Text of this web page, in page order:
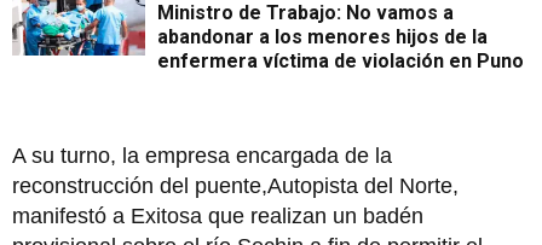
Ministro de Trabajo: No vamos a
abandonar a los menores hijos de la
enfermera víctima de violación en Puno
A su turno, la empresa encargada de la
reconstrucción del puente,Autopista del Norte,
manifestó a Exitosa que realizan un badén